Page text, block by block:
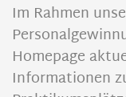
Im Rahmen
Homepage
Informationen